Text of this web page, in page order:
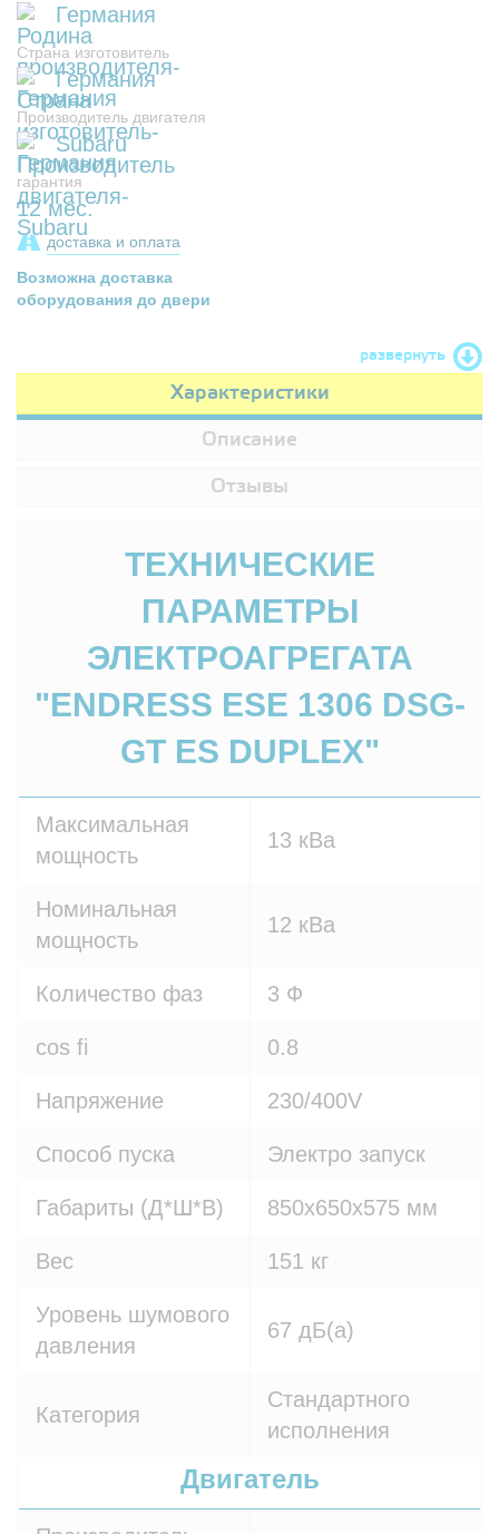
Германия
Страна изготовитель
Германия
Производитель двигателя
Subaru
гарантия
12 мес.
доставка и оплата
Возможна доставка
оборудования до двери
развернуть
Характеристики
Описание
Отзывы
ТЕХНИЧЕСКИЕ
ПАРАМЕТРЫ
ЭЛЕКТРОАГРЕГАТА
"ENDRESS ESE 1306 DSG-
GT ES DUPLEX"
Максимальная
мощность
13 кВа
Номинальная
мощность
12 кВа
Количество фаз 3 Ф
cos fi 0.8
Напряжение 230/400V
Способ пуска Электро запуск
Габариты (Д*Ш*В) 850х650х575 мм
Вес 151 кг
Уровень шумового
давления
67 дБ(а)
Категория
Стандартного
исполнения
Двигатель